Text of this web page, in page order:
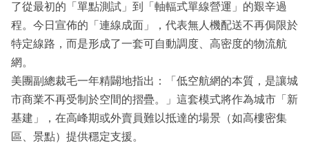
了從最初的「單點測試」到「軸輻式單線營運」的艱辛過
程。今日宣佈的「連線成面」，代表無人機配送不再侷限於
特定線路，而是形成了一套可自動調度、高密度的物流航
網。
美團副總裁毛一年精闢地指出：「低空航網的本質，是讓城
市商業不再受制於空間的摺疊。」這套模式將作為城市「新
基建」，在高峰期或外賣員難以抵達的場景（如高樓密集
區、景點）提供穩定支援。